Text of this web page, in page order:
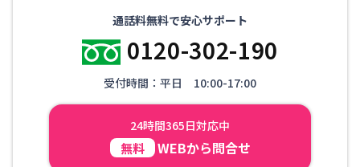
通話料無料で安心サポート
0120-302-190
受付時間：平日 10:00-17:00
24時間365日対応中
無料 WEBから問合せ